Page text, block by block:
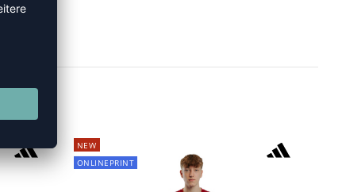
NEW
ONLINEPRINT